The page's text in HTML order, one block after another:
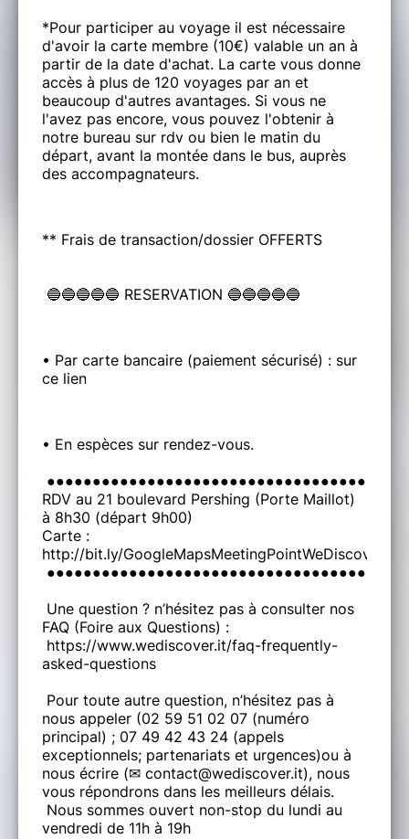
*Pour participer au voyage il est nécessaire
d'avoir la carte membre (10€) valable un an à
partir de la date d'achat. La carte vous donne
accès à plus de 120 voyages par an et
beaucoup d'autres avantages. Si vous ne
l'avez pas encore, vous pouvez l'obtenir à
notre bureau sur rdv ou bien le matin du
départ, avant la montée dans le bus, auprès
des accompagnateurs.
** Frais de transaction/dossier OFFERTS
🔵🔵🔵🔵🔵 RESERVATION 🔵🔵🔵🔵🔵
• Par carte bancaire (paiement sécurisé) : sur
ce lien
• En espèces sur rendez-vous.
RDV au 21 boulevard Pershing (Porte Maillot)
à 8h30 (départ 9h00)
Carte :
http://bit.ly/GoogleMapsMeetingPointWeDiscover
Une question ? n’hésitez pas à consulter nos
FAQ (Foire aux Questions) :
https://www.wediscover.it/faq-frequently-
asked-questions
Pour toute autre question, n’hésitez pas à
nous appeler (02 59 51 02 07 (numéro
principal) ; 07 49 42 43 24 (appels
exceptionnels; partenariats et urgences)ou à
nous écrire (✉ contact@wediscover.it), nous
vous répondrons dans les meilleurs délais.
Nous sommes ouvert non-stop du lundi au
vendredi de 11h à 19h